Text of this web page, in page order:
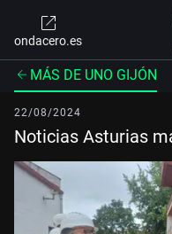
ondacero.es
MÁS DE UNO GIJÓN
22/08/2024
Noticias Asturias